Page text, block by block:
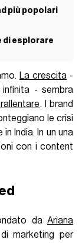
più popolari
di esplorare
La crescita-
- sembra
. I brand
le crisi
India. In un una
con i content
da Ariana
marketing per